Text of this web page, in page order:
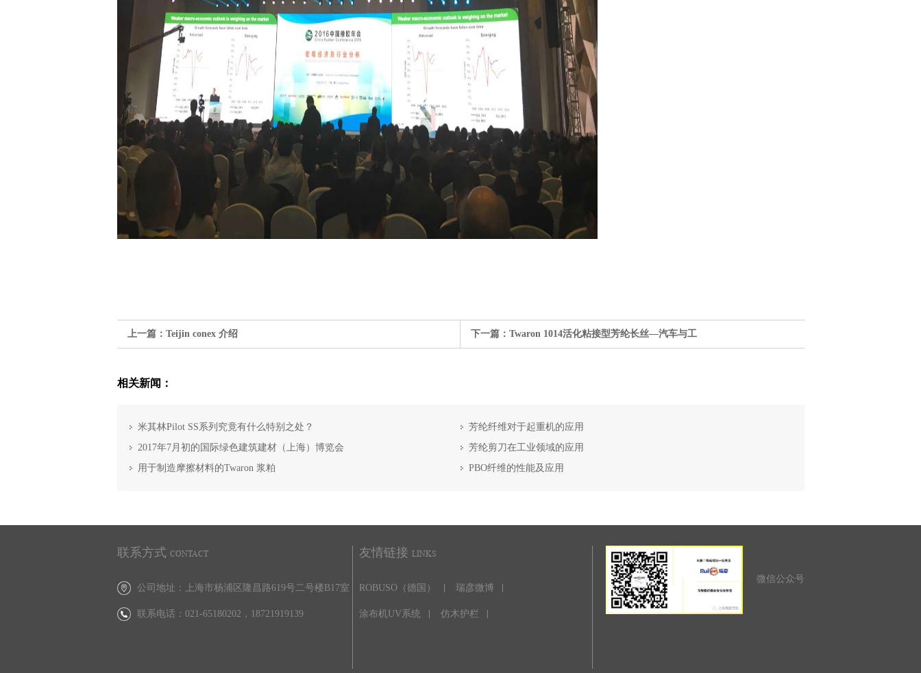
上一篇： Teijin conex 介绍 下一篇： Twaron 1014活化粘接型芳纶长丝—汽车与工
相关新闻：
米其林Pilot SS系列究竟有什么特别之处？
芳纶纤维对于起重机的应用
2017年7月初的国际绿色建筑建材（上海）博览会
芳纶剪刀在工业领域的应用
用于制造摩擦材料的Twaron 浆粕
PBO纤维的性能及应用
联系方式 CONTACT
公司地址：上海市杨浦区隆昌路619号二号楼B17室
联系电话：021-65180202， 18721919139
友情链接 LINKS
ROBUSO（德国） 瑞彦微博
涂布机UV系统 仿木护栏
微信公众号